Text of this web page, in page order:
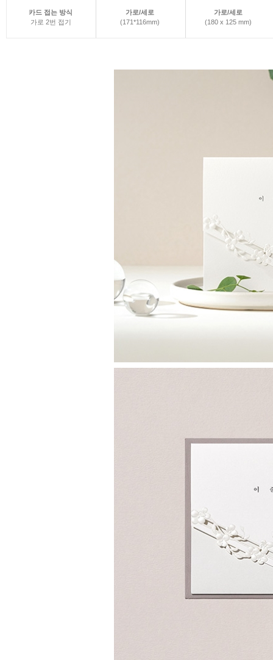
카드 접는 방식
가로 2번 접기
가로/세로
(171*116mm)
가로/세로
(180 x 125 mm)